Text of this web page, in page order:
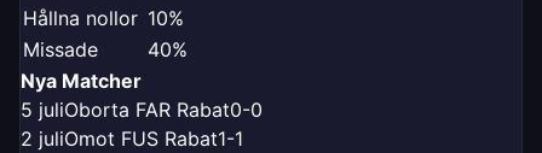
Hållna nollor 10%
Missade
40%
Nya Matcher
5 juliOborta FAR Rabat0-0
2 juliOmot FUS Rabat1-1